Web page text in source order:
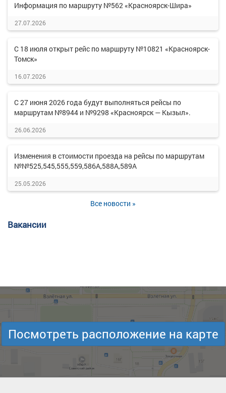
Информация по маршруту №562 «Красноярск-Шира»
27.07.2026
С 18 июля открыт рейс по маршруту №10821 «Красноярск-
Томск»
16.07.2026
С 27 июня 2026 года будут выполняться рейсы по
маршрутам №8944 и №9298 «Красноярск — Кызыл».
26.06.2026
Изменения в стоимости проезда на рейсы по маршрутам
№№525,545,555,559,586А,588А,589А
25.05.2026
Все новости »
Вакансии
Посмотреть расположение на карте